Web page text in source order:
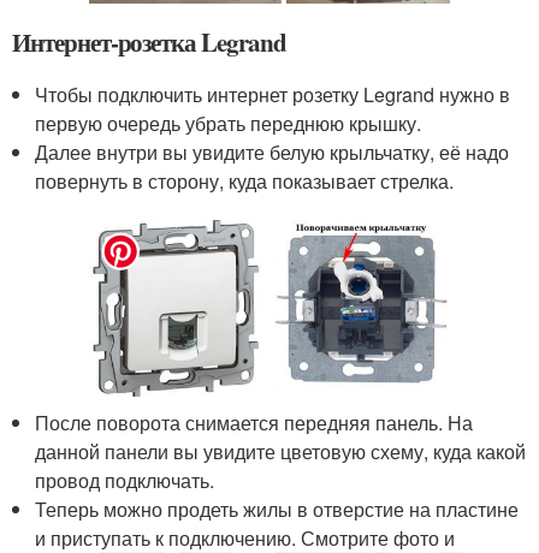
Интернет-розетка Legrand
Чтобы подключить интернет розетку Legrand нужно в
первую очередь убрать переднюю крышку.
Далее внутри вы увидите белую крыльчатку, её надо
повернуть в сторону, куда показывает стрелка.
После поворота снимается передняя панель. На
данной панели вы увидите цветовую схему, куда какой
провод подключать.
Теперь можно продеть жилы в отверстие на пластине
и приступать к подключению. Смотрите фото и